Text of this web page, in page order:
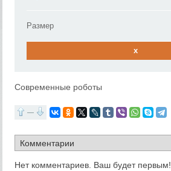
Размер
x
Современные роботы
—
Нет комментариев. Ваш будет первым!